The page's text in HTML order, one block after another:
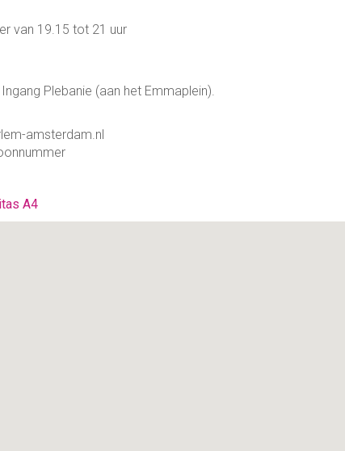
van 19.15 tot 21 uur
Plebanie (aan het Emmaplein).
amsterdam.nl
A4